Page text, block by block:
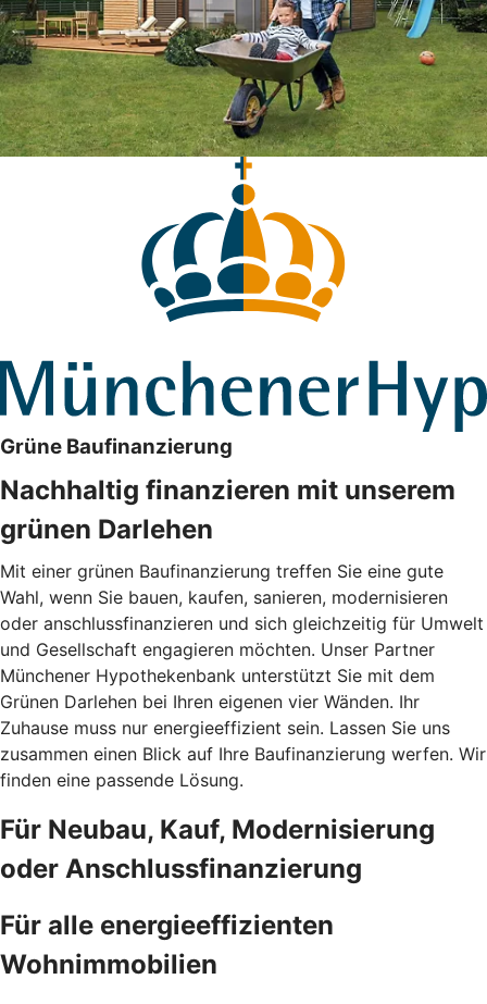
Grüne Baufinanzierung
Nachhaltig finanzieren mit unserem
grünen Darlehen
Mit einer grünen Baufinanzierung treffen Sie eine gute
Wahl, wenn Sie bauen, kaufen, sanieren, modernisieren
oder anschlussfinanzieren und sich gleichzeitig für Umwelt
und Gesellschaft engagieren möchten. Unser Partner
Münchener Hypothekenbank unterstützt Sie mit dem
Grünen Darlehen bei Ihren eigenen vier Wänden. Ihr
Zuhause muss nur energieeffizient sein. Lassen Sie uns
zusammen einen Blick auf Ihre Baufinanzierung werfen. Wir
finden eine passende Lösung.
Für Neubau, Kauf, Modernisierung
oder Anschlussfinanzierung
Für alle energieeffizienten
Wohnimmobilien